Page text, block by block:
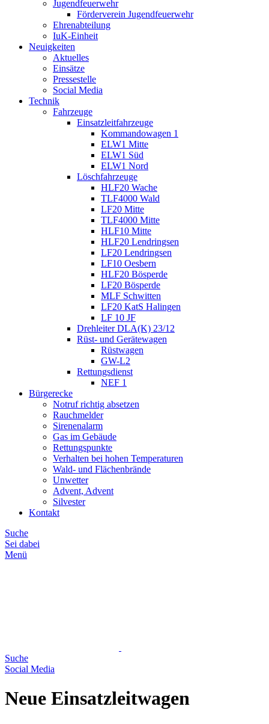
Jugendfeuerwehr
Förderverein Jugendfeuerwehr
Ehrenabteilung
IuK-Einheit
Neuigkeiten
Aktuelles
Einsätze
Pressestelle
Social Media
Technik
Fahrzeuge
Einsatzleitfahrzeuge
Kommandowagen 1
ELW1 Mitte
ELW1 Süd
ELW1 Nord
Löschfahrzeuge
HLF20 Wache
TLF4000 Wald
LF20 Mitte
TLF4000 Mitte
HLF10 Mitte
HLF20 Lendringsen
LF20 Lendringsen
LF10 Oesbern
HLF20 Bösperde
LF20 Bösperde
MLF Schwitten
LF20 KatS Halingen
LF 10 JF
Drehleiter DLA(K) 23/12
Rüst- und Gerätewagen
Rüstwagen
GW-L2
Rettungsdienst
NEF 1
Bürgerecke
Notruf richtig absetzen
Rauchmelder
Sirenenalarm
Gas im Gebäude
Rettungspunkte
Verhalten bei hohen Temperaturen
Wald- und Flächenbrände
Unwetter
Advent, Advent
Silvester
Kontakt
Suche
Sei dabei
Menü
Suche
Social Media
Neue Einsatzleitwagen